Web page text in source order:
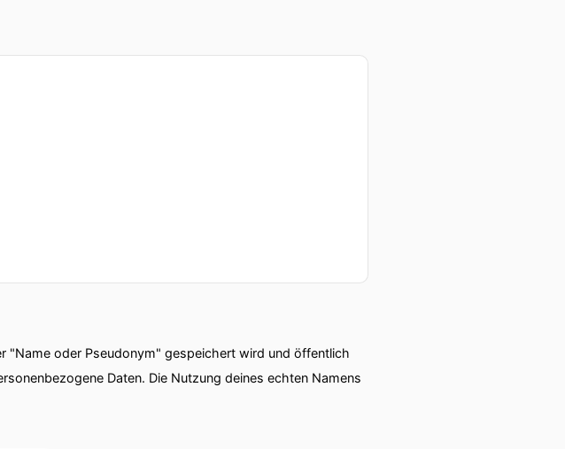
"Name oder Pseudonym" gespeichert wird und öffentlich
Daten. Die Nutzung deines echten Namens